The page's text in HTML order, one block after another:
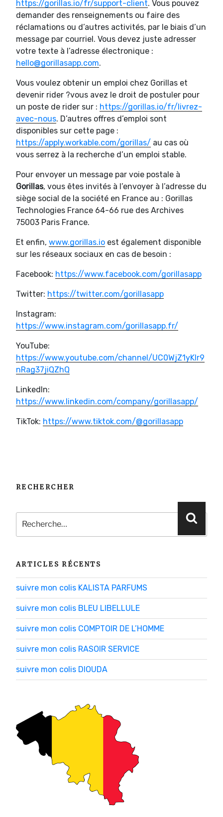
https://gorillas.io/fr/support-client. Vous pouvez
demander des renseignements ou faire des
réclamations ou d’autres activités, par le biais d’un
message par courriel. Vous devez juste adresser
votre texte à l’adresse électronique :
hello@gorillasapp.com.
Vous voulez obtenir un emploi chez Gorillas et
devenir rider ?vous avez le droit de postuler pour
un poste de rider sur : https://gorillas.io/fr/livrez-
avec-nous. D’autres offres d’emploi sont
disponibles sur cette page :
https://apply.workable.com/gorillas/ au cas où
vous serrez à la recherche d’un emploi stable.
Pour envoyer un message par voie postale à
Gorillas, vous êtes invités à l’envoyer à l’adresse du
siège social de la société en France au : Gorillas
Technologies France 64-66 rue des Archives
75003 Paris France.
Et enfin, www.gorillas.io est également disponible
sur les réseaux sociaux en cas de besoin :
Facebook: https://www.facebook.com/gorillasapp
Twitter: https://twitter.com/gorillasapp
Instagram:
https://www.instagram.com/gorillasapp.fr/
YouTube:
https://www.youtube.com/channel/UC0WjZ1yKlr9
nRag37jiQZhQ
LinkedIn:
https://www.linkedin.com/company/gorillasapp/
TikTok: https://www.tiktok.com/@gorillasapp
RECHERCHER
Recherche
pour
:
ARTICLES RÉCENTS
suivre mon colis KALISTA PARFUMS
suivre mon colis BLEU LIBELLULE
suivre mon colis COMPTOIR DE L’HOMME
suivre mon colis RASOIR SERVICE
suivre mon colis DIOUDA